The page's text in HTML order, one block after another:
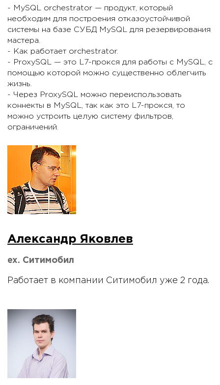
- MySQL orchestrator — продукт, который
необходим для построения отказоустойчивой
системы на базе СУБД MySQL для резервирования
мастера.
- Как работает orchestrator.
- ProxySQL — это L7-прокся для работы с MySQL, с
помощью которой можно существенно облегчить
жизнь.
- Через ProxySQL можно переиспользовать
коннекты в MySQL, так как это L7-прокся, то
можно устроить целую систему фильтров,
ограничений.
Александр Яковлев
ex. Ситимобил
Работает в компании Ситимобил уже 2 года.